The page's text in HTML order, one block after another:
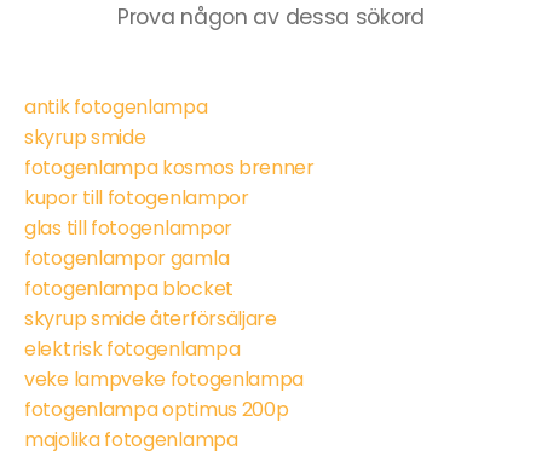
Prova någon av dessa sökord
antik fotogenlampa
skyrup smide
fotogenlampa kosmos brenner
kupor till fotogenlampor
glas till fotogenlampor
fotogenlampor gamla
fotogenlampa blocket
skyrup smide återförsäljare
elektrisk fotogenlampa
veke lampveke fotogenlampa
fotogenlampa optimus 200p
majolika fotogenlampa